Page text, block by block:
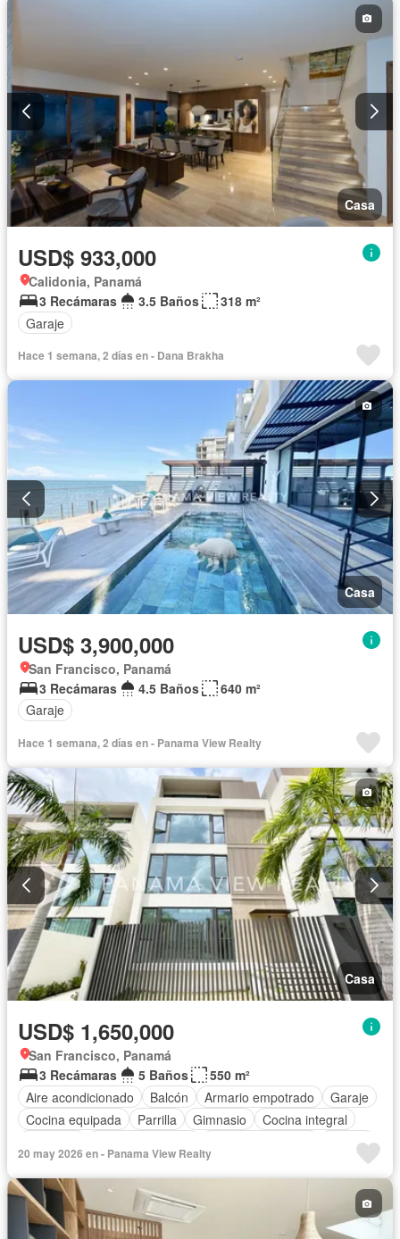
Casa
USD$ 933,000
Calidonia, Panamá
3 Recámaras
3.5 Baños
318 m²
Garaje
Hace 1 semana, 2 días en - Dana Brakha
Casa
USD$ 3,900,000
San Francisco, Panamá
3 Recámaras
4.5 Baños
640 m²
Garaje
Hace 1 semana, 2 días en - Panama View Realty
Casa
USD$ 1,650,000
San Francisco, Panamá
3 Recámaras
5 Baños
550 m²
Aire acondicionado
Balcón Armario empotrado
Garaje
Cocina equipada
Parrilla Gimnasio
Cocina integral
Piscina
20 may 2026 en - Panama View Realty